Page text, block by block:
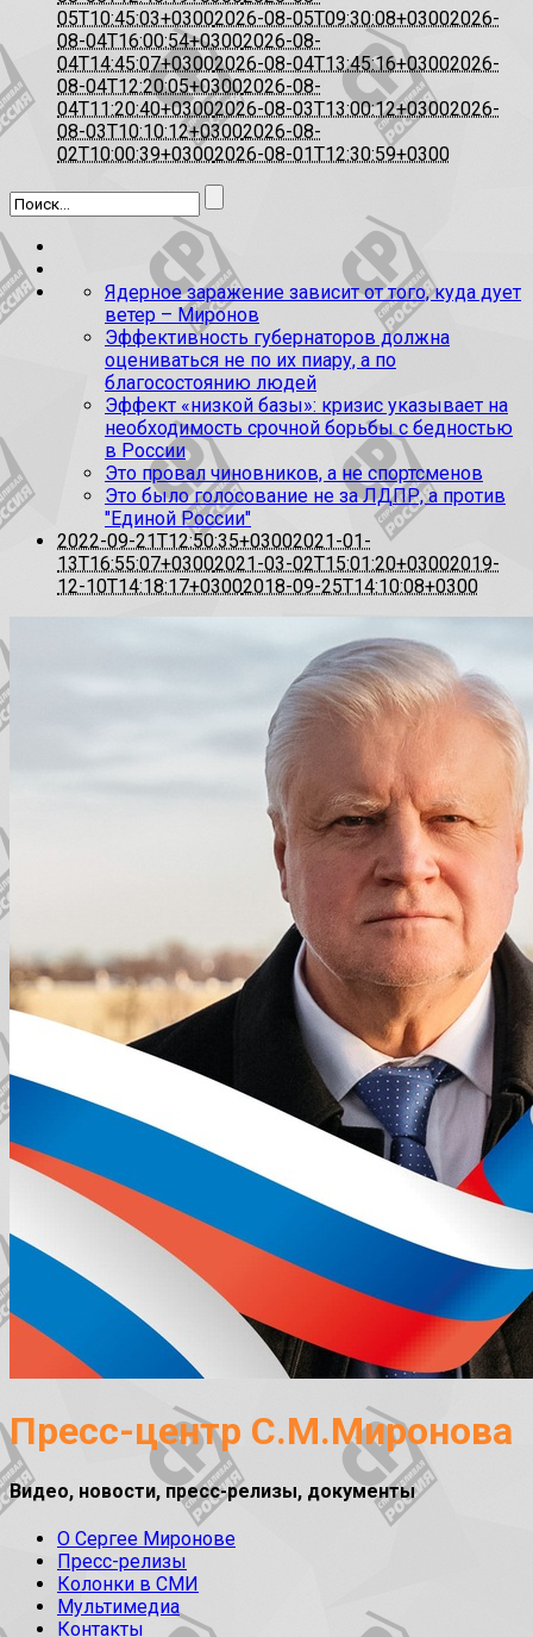
05T10:45:03+03002026-08-05T09:30:08+03002026-
08-04T16:00:54+03002026-08-
04T14:45:07+03002026-08-04T13:45:16+03002026-
08-04T12:20:05+03002026-08-
04T11:20:40+03002026-08-03T13:00:12+03002026-
08-03T10:10:12+03002026-08-
02T10:00:39+03002026-08-01T12:30:59+0300
Ядерное заражение зависит от того, куда дует
ветер – Миронов
Эффективность губернаторов должна
оцениваться не по их пиару, а по
благосостоянию людей
Эффект «низкой базы»: кризис указывает на
необходимость срочной борьбы с бедностью
в России
Это провал чиновников, а не спортсменов
Это было голосование не за ЛДПР, а против
"Единой России"
2022-09-21T12:50:35+03002021-01-
13T16:55:07+03002021-03-02T15:01:20+03002019-
12-10T14:18:17+03002018-09-25T14:10:08+0300
Пресс-центр С.М.Миронова
Видео, новости, пресс-релизы, документы
О Сергее Миронове
Пресс-релизы
Колонки в СМИ
Мультимедиа
Контакты